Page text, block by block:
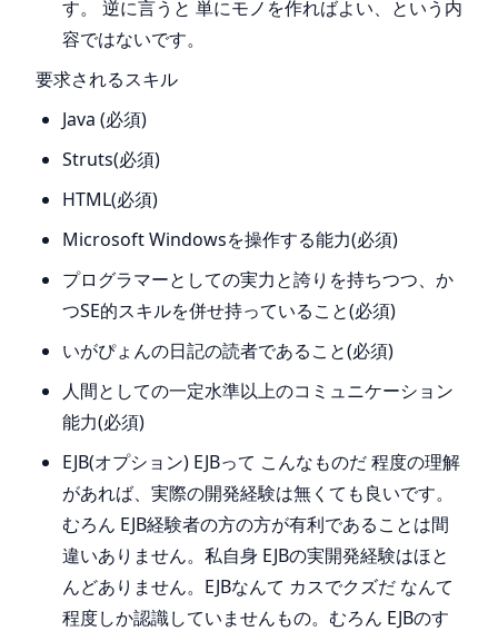
す。 逆に言うと 単にモノを作ればよい、という内
容ではないです。
要求されるスキル
Java (必須)
Struts(必須)
HTML(必須)
Microsoft Windowsを操作する能力(必須)
プログラマーとしての実力と誇りを持ちつつ、か
つSE的スキルを併せ持っていること(必須)
いがぴょんの日記の読者であること(必須)
人間としての一定水準以上のコミュニケーション
能力(必須)
EJB(オプション) EJBって こんなものだ 程度の理解
があれば、実際の開発経験は無くても良いです。
むろん EJB経験者の方の方が有利であることは間
違いありません。私自身 EJBの実開発経験はほと
んどありません。EJBなんて カスでクズだ なんて
程度しか認識していませんもの。むろん EJBのす